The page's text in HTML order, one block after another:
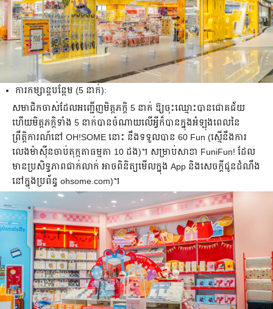
ការ​កម្សាន្ត​បន្ថែម (5 នាក់):
សមាជិក​ចាស់​ដែល​អញ្ជើញ​មិត្តភក្តិ 5 នាក់ ឱ្យ​ចុះឈ្មោះ​បាន​ជោគជ័យ
ហើយ​មិត្តភក្តិ​ទាំង 5 នាក់​បាន​ចំណាយលើ​អ្វី​ក៏បាន​ក្នុង​អំឡុង​ពេល​នៃ​
ព្រឹត្តិការណ៍នៅ OH!SOME នោះ នឹង​ទទួល​បាន 60 Fun (ស្មើនឹង​ការ​
លេង​ម៉ាស៊ីន​ចាប់​តុក្កតា​ធម្មតា 10 ដង)។ សម្រាប់​សាខា FuniFun! ដែល​
មាន​ប្រសិទ្ធភាព​ជាក់លាក់ អាច​ពិនិត្យ​មើល​ក្នុង App និងសេចក្តីជូនដំណឹង​
នៅ​ក្នុង​ប្រព័ន្ធ ohsome.com)។